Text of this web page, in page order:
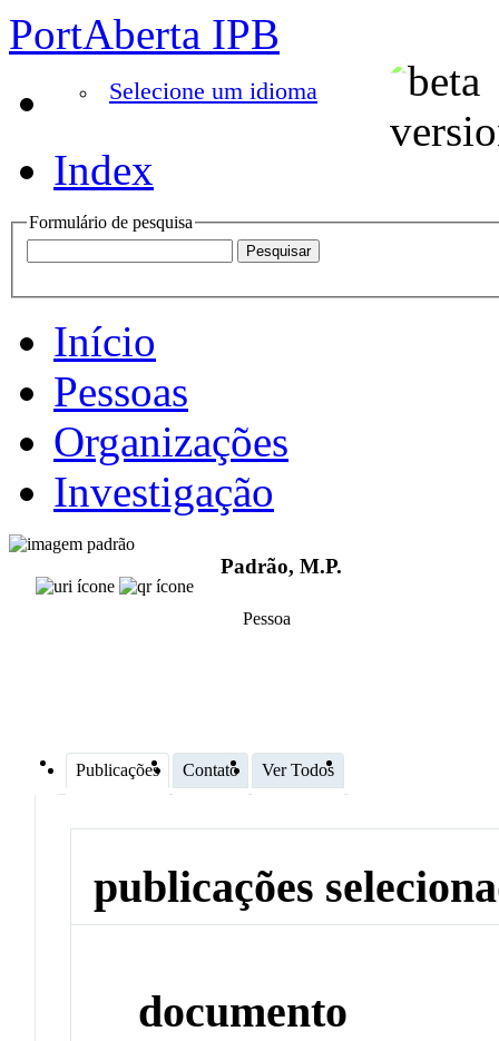
PortAberta IPB
Selecione um idioma
Index
Formulário de pesquisa
Início
Pessoas
Organizações
Investigação
Padrão, M.P.
Pessoa
Publicações Contato Ver Todos
publicações
documento